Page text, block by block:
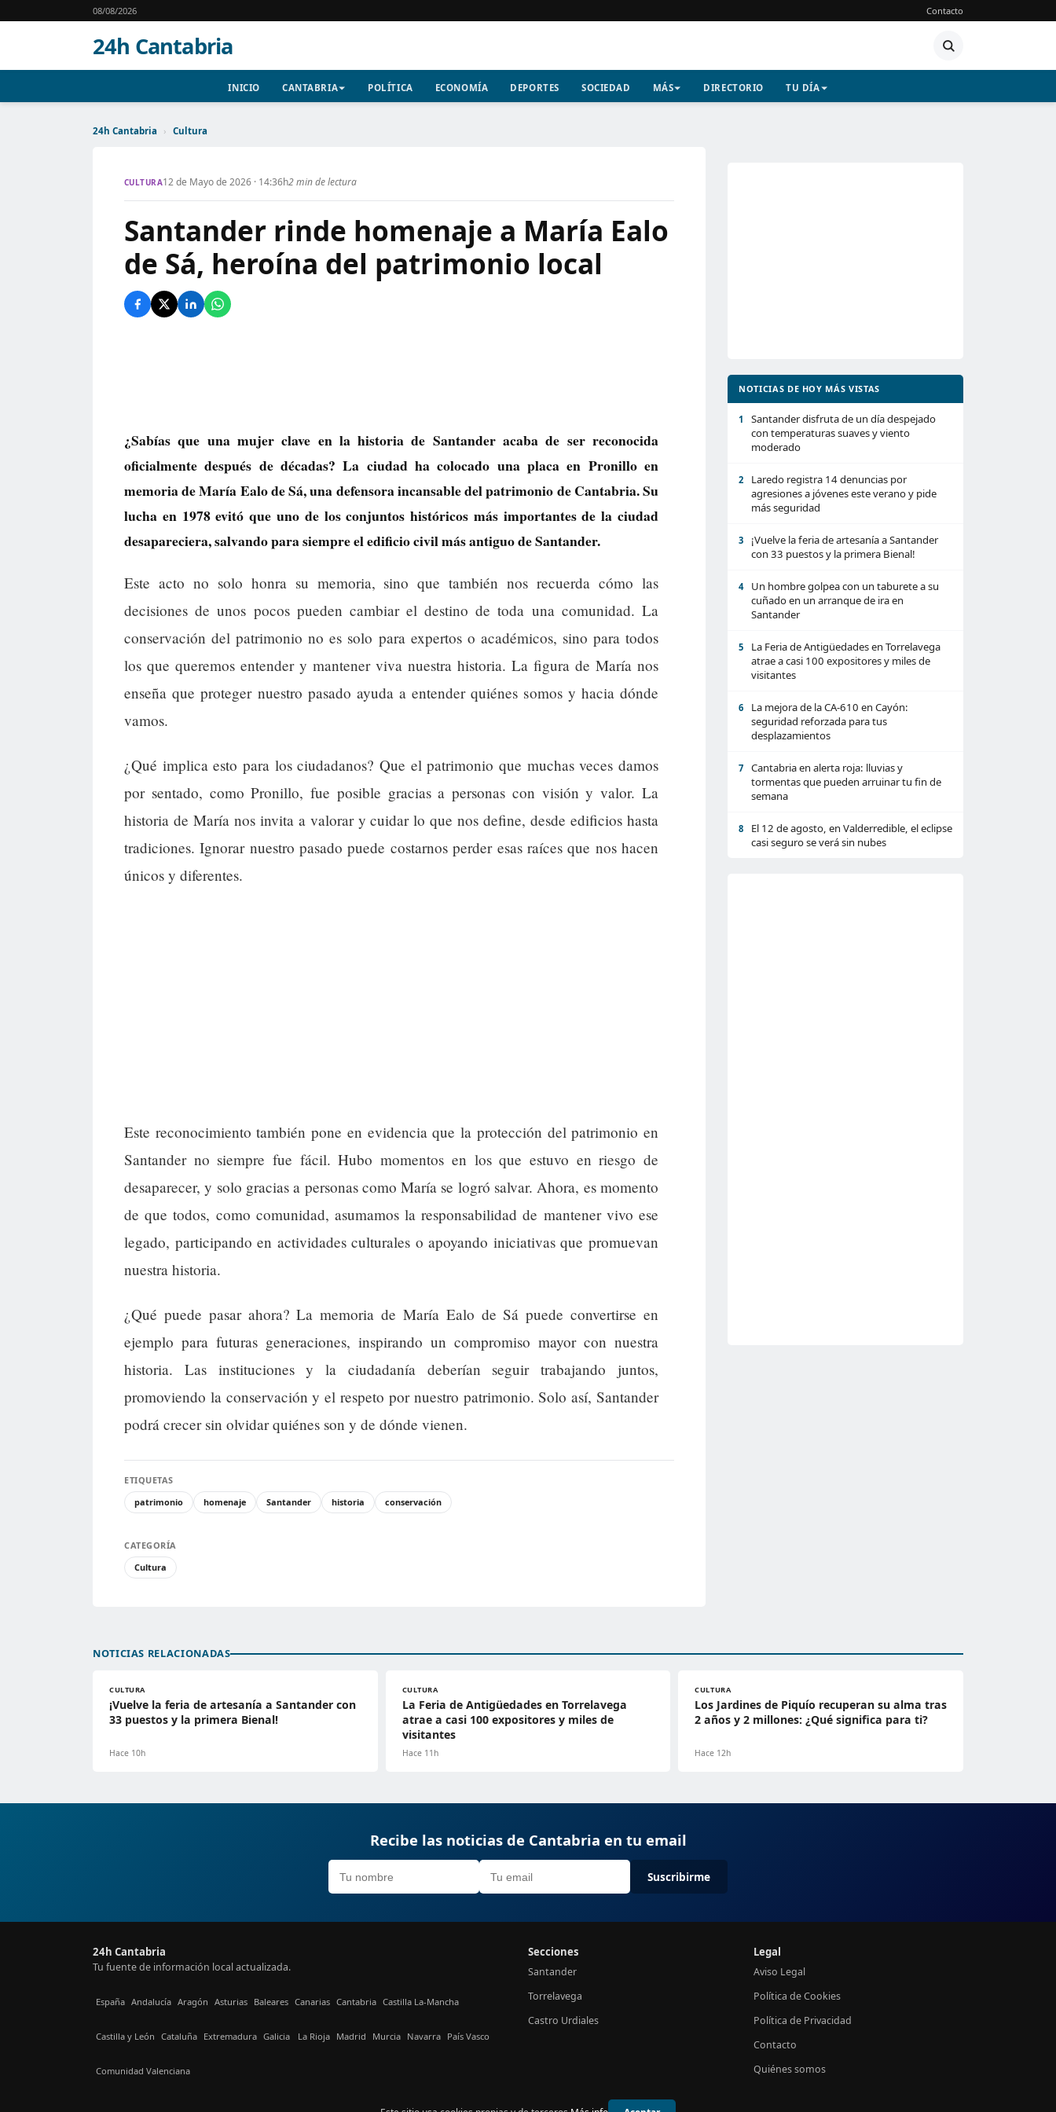
08/08/2026 Contacto
24h Cantabria
INICIO CANTABRIA POLÍTICA ECONOMÍA DEPORTES SOCIEDAD MÁS DIRECTORIO TU DÍA
24h Cantabria › Cultura
CULTURA12 de Mayo de 2026 · 14:36h2 min de lectura
Santander rinde homenaje a María Ealo
de Sá, heroína del patrimonio local
¿Sabías que una mujer clave en la historia de Santander acaba de ser reconocida
oficialmente después de décadas? La ciudad ha colocado una placa en Pronillo en
memoria de María Ealo de Sá, una defensora incansable del patrimonio de Cantabria. Su
lucha en 1978 evitó que uno de los conjuntos históricos más importantes de la ciudad
desapareciera, salvando para siempre el edificio civil más antiguo de Santander.
Este acto no solo honra su memoria, sino que también nos recuerda cómo las
decisiones de unos pocos pueden cambiar el destino de toda una comunidad. La
conservación del patrimonio no es solo para expertos o académicos, sino para todos
los que queremos entender y mantener viva nuestra historia. La figura de María nos
enseña que proteger nuestro pasado ayuda a entender quiénes somos y hacia dónde
vamos.
¿Qué implica esto para los ciudadanos? Que el patrimonio que muchas veces damos
por sentado, como Pronillo, fue posible gracias a personas con visión y valor. La
historia de María nos invita a valorar y cuidar lo que nos define, desde edificios hasta
tradiciones. Ignorar nuestro pasado puede costarnos perder esas raíces que nos hacen
únicos y diferentes.
Este reconocimiento también pone en evidencia que la protección del patrimonio en
Santander no siempre fue fácil. Hubo momentos en los que estuvo en riesgo de
desaparecer, y solo gracias a personas como María se logró salvar. Ahora, es momento
de que todos, como comunidad, asumamos la responsabilidad de mantener vivo ese
legado, participando en actividades culturales o apoyando iniciativas que promuevan
nuestra historia.
¿Qué puede pasar ahora? La memoria de María Ealo de Sá puede convertirse en
ejemplo para futuras generaciones, inspirando un compromiso mayor con nuestra
historia. Las instituciones y la ciudadanía deberían seguir trabajando juntos,
promoviendo la conservación y el respeto por nuestro patrimonio. Solo así, Santander
podrá crecer sin olvidar quiénes son y de dónde vienen.
ETIQUETAS
patrimonio
homenaje Santander historia conservación
CATEGORÍA
Cultura
NOTICIAS DE HOY MÁS VISTAS
1
Santander disfruta de un día despejado
con temperaturas suaves y viento
moderado
2
Laredo registra 14 denuncias por
agresiones a jóvenes este verano y pide
más seguridad
3
¡Vuelve la feria de artesanía a Santander
con 33 puestos y la primera Bienal!
4
Un hombre golpea con un taburete a su
cuñado en un arranque de ira en
Santander
5
La Feria de Antigüedades en Torrelavega
atrae a casi 100 expositores y miles de
visitantes
6
La mejora de la CA-610 en Cayón:
seguridad reforzada para tus
desplazamientos
7
Cantabria en alerta roja: lluvias y
tormentas que pueden arruinar tu fin de
semana
8
El 12 de agosto, en Valderredible, el eclipse
casi seguro se verá sin nubes
NOTICIAS RELACIONADAS
CULTURA
¡Vuelve la feria de artesanía a Santander con
33 puestos y la primera Bienal!
Hace 10h
CULTURA
La Feria de Antigüedades en Torrelavega
atrae a casi 100 expositores y miles de
visitantes
Hace 11h
CULTURA
Los Jardines de Piquío recuperan su alma tras
2 años y 2 millones: ¿Qué significa para ti?
Hace 12h
Recibe las noticias de Cantabria en tu email
Suscribirme
24h Cantabria
Tu fuente de información local actualizada.
España Andalucía Aragón Asturias Baleares Canarias Cantabria Castilla La-Mancha
Castilla y León Cataluña Extremadura Galicia La Rioja Madrid Murcia Navarra País Vasco
Comunidad Valenciana
Secciones
Santander
Torrelavega
Castro Urdiales
Legal
Aviso Legal
Política de Cookies
Política de Privacidad
Contacto
Quiénes somos